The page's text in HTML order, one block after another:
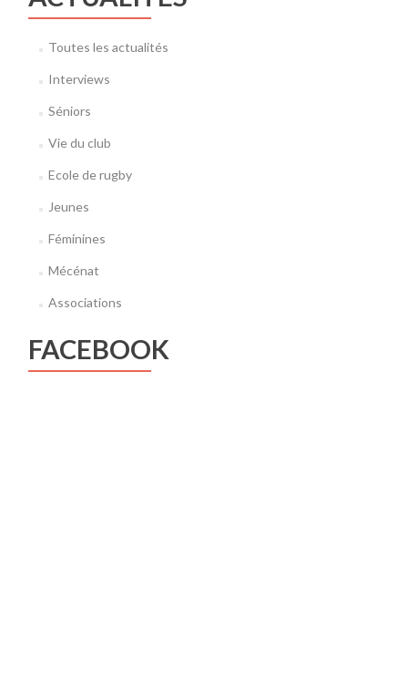
Toutes les actualités
Interviews
Séniors
Vie du club
Ecole de rugby
Jeunes
Féminines
Mécénat
Associations
FACEBOOK